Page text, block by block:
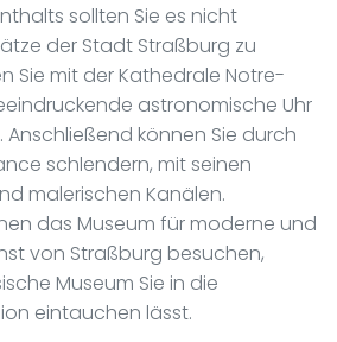
sollten Sie es nicht
der Stadt Straßburg zu
Sie mit der Kathedrale Notre-
astronomische Uhr
können Sie durch
schlendern, mit seinen
malerischen Kanälen.
das Museum für moderne und
von Straßburg besuchen,
Museum Sie in die
eintauchen lässt.